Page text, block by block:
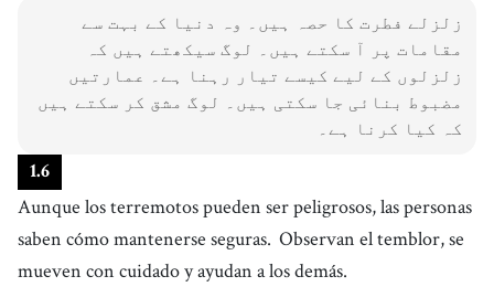
زلزلے فطرت کا حصہ ہیں۔ وہ دنیا کے بہت سے
مقامات پر آ سکتے ہیں۔ لوگ سیکھتے ہیں کہ
زلزلوں کے لیے کیسے تیار رہنا ہے۔ عمارتیں
مضبوط بنائی جا سکتی ہیں۔ لوگ مشق کر سکتے ہیں
کہ کیا کرنا ہے۔
1.6
Aunque los terremotos pueden ser peligrosos, las personas
saben cómo mantenerse seguras. Observan el temblor, se
mueven con cuidado y ayudan a los demás.